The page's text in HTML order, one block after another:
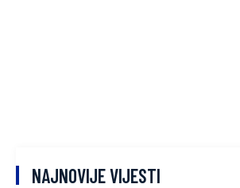
NAJNOVIJE VIJESTI